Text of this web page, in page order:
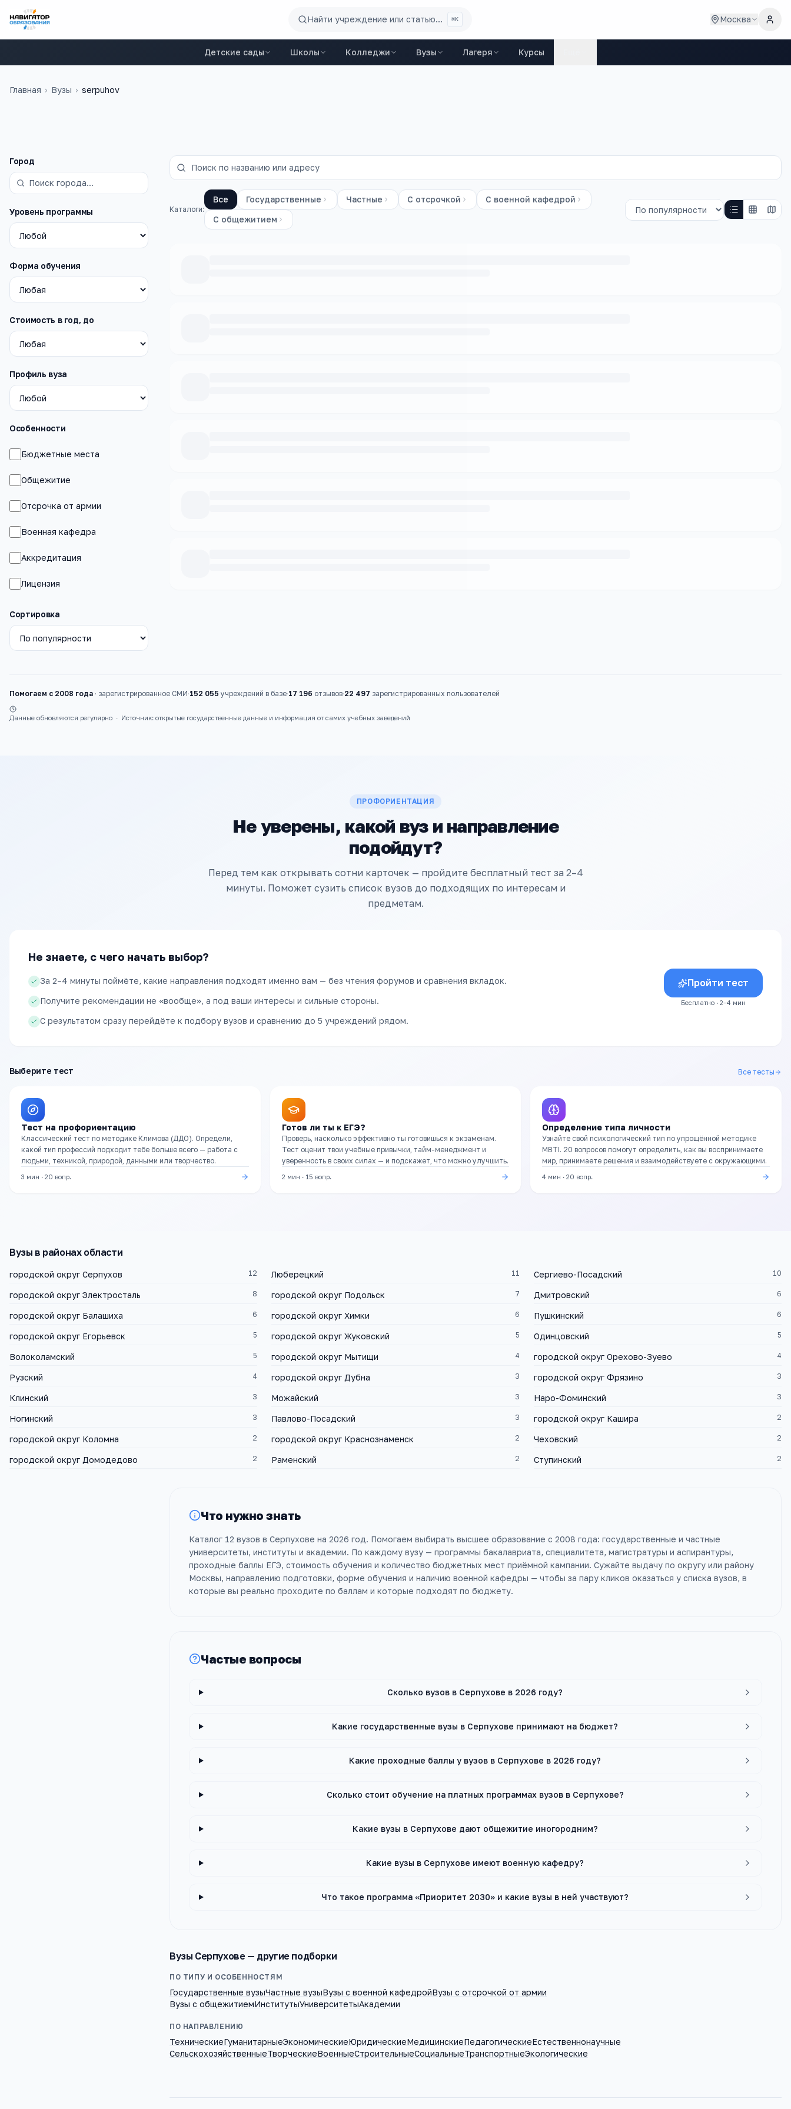
Найти учреждение или статью... ⌘K Москва
Детские сады Школы Колледжи Вузы Лагеря Курсы
Главная › Вузы › serpuhov
Фильтры
Город
Уровень программы
Форма обучения
Стоимость в год, до
Профиль вуза
Особенности
Бюджетные места
Общежитие
Отсрочка от армии
Военная кафедра
Аккредитация
Лицензия
Сортировка
Каталоги:
Все Государственные Частные С отсрочкой
С военной кафедрой
С общежитием
Помогаем с 2008 года · зарегистрированное СМИ·152 055 учреждений в базе·17 196 отзывов·22 497 зарегистрированных пользователей
Данные обновляются регулярно · Источник: открытые государственные данные и информация от самих учебных заведений
ПРОФОРИЕНТАЦИЯ
Не уверены, какой вуз и направление
подойдут?
Перед тем как открывать сотни карточек — пройдите бесплатный тест за 2–4
минуты. Поможет сузить список вузов до подходящих по интересам и
предметам.
Не знаете, с чего начать выбор?
За 2–4 минуты поймёте, какие направления подходят именно вам — без чтения форумов и сравнения вкладок.
Получите рекомендации не «вообще», а под ваши интересы и сильные стороны.
С результатом сразу перейдёте к подбору вузов и сравнению до 5 учреждений рядом.
Пройти тест
Бесплатно · 2–4 мин
Выберите тест Все тесты
Тест на профориентацию
Классический тест по методике Климова (ДДО). Определи,
какой тип профессий подходит тебе больше всего — работа с
людьми, техникой, природой, данными или творчество.
3 мин · 20 вопр.
Готов ли ты к ЕГЭ?
Проверь, насколько эффективно ты готовишься к экзаменам.
Тест оценит твои учебные привычки, тайм-менеджмент и
уверенность в своих силах — и подскажет, что можно улучшить.
2 мин · 15 вопр.
Определение типа личности
Узнайте свой психологический тип по упрощённой методике
MBTI. 20 вопросов помогут определить, как вы воспринимаете
мир, принимаете решения и взаимодействуете с окружающими.
4 мин ·20 вопр.
Вузы в районах области
городской округ Серпухов 12 Люберецкий 11 Сергиево-Посадский 10
городской округ Электросталь 8 городской округ Подольск 7 Дмитровский 6
городской округ Балашиха 6 городской округ Химки 6 Пушкинский 6
городской округ Егорьевск 5 городской округ Жуковский 5 Одинцовский 5
Волоколамский 5 городской округ Мытищи 4 городской округ Орехово-Зуево 4
Рузский 4 городской округ Дубна 3 городской округ Фрязино 3
Клинский 3 Можайский 3 Наро-Фоминский 3
Ногинский 3 Павлово-Посадский 3 городской округ Кашира 2
городской округ Коломна 2 городской округ Краснознаменск 2 Чеховский 2
городской округ Домодедово 2 Раменский 2 Ступинский 2
Что нужно знать
Каталог 12 вузов в Серпухове на 2026 год. Помогаем выбирать высшее образование с 2008 года: государственные и частные
университеты, институты и академии. По каждому вузу — программы бакалавриата, специалитета, магистратуры и аспирантуры,
проходные баллы ЕГЭ, стоимость обучения и количество бюджетных мест приёмной кампании. Сужайте выдачу по округу или району
Москвы, направлению подготовки, форме обучения и наличию военной кафедры — чтобы за пару кликов оказаться у списка вузов, в
которые вы реально проходите по баллам и которые подходят по бюджету.
Частые вопросы
Сколько вузов в Серпухове в 2026 году?
Какие государственные вузы в Серпухове принимают на бюджет?
Какие проходные баллы у вузов в Серпухове в 2026 году?
Сколько стоит обучение на платных программах вузов в Серпухове?
Какие вузы в Серпухове дают общежитие иногородним?
Какие вузы в Серпухове имеют военную кафедру?
Что такое программа «Приоритет 2030» и какие вузы в ней участвуют?
Вузы Серпухове— другие подборки
ПО ТИПУ И ОСОБЕННОСТЯМ
Государственные вузыЧастные вузыВузы с военной кафедройВузы с отсрочкой от армии
Вузы с общежитиемИнститутыУниверситетыАкадемии
ПО НАПРАВЛЕНИЮ
ТехническиеГуманитарныеЭкономическиеЮридическиеМедицинскиеПедагогическиеЕстественнонаучные
СельскохозяйственныеТворческиеВоенныеСтроительныеСоциальныеТранспортныеЭкологические